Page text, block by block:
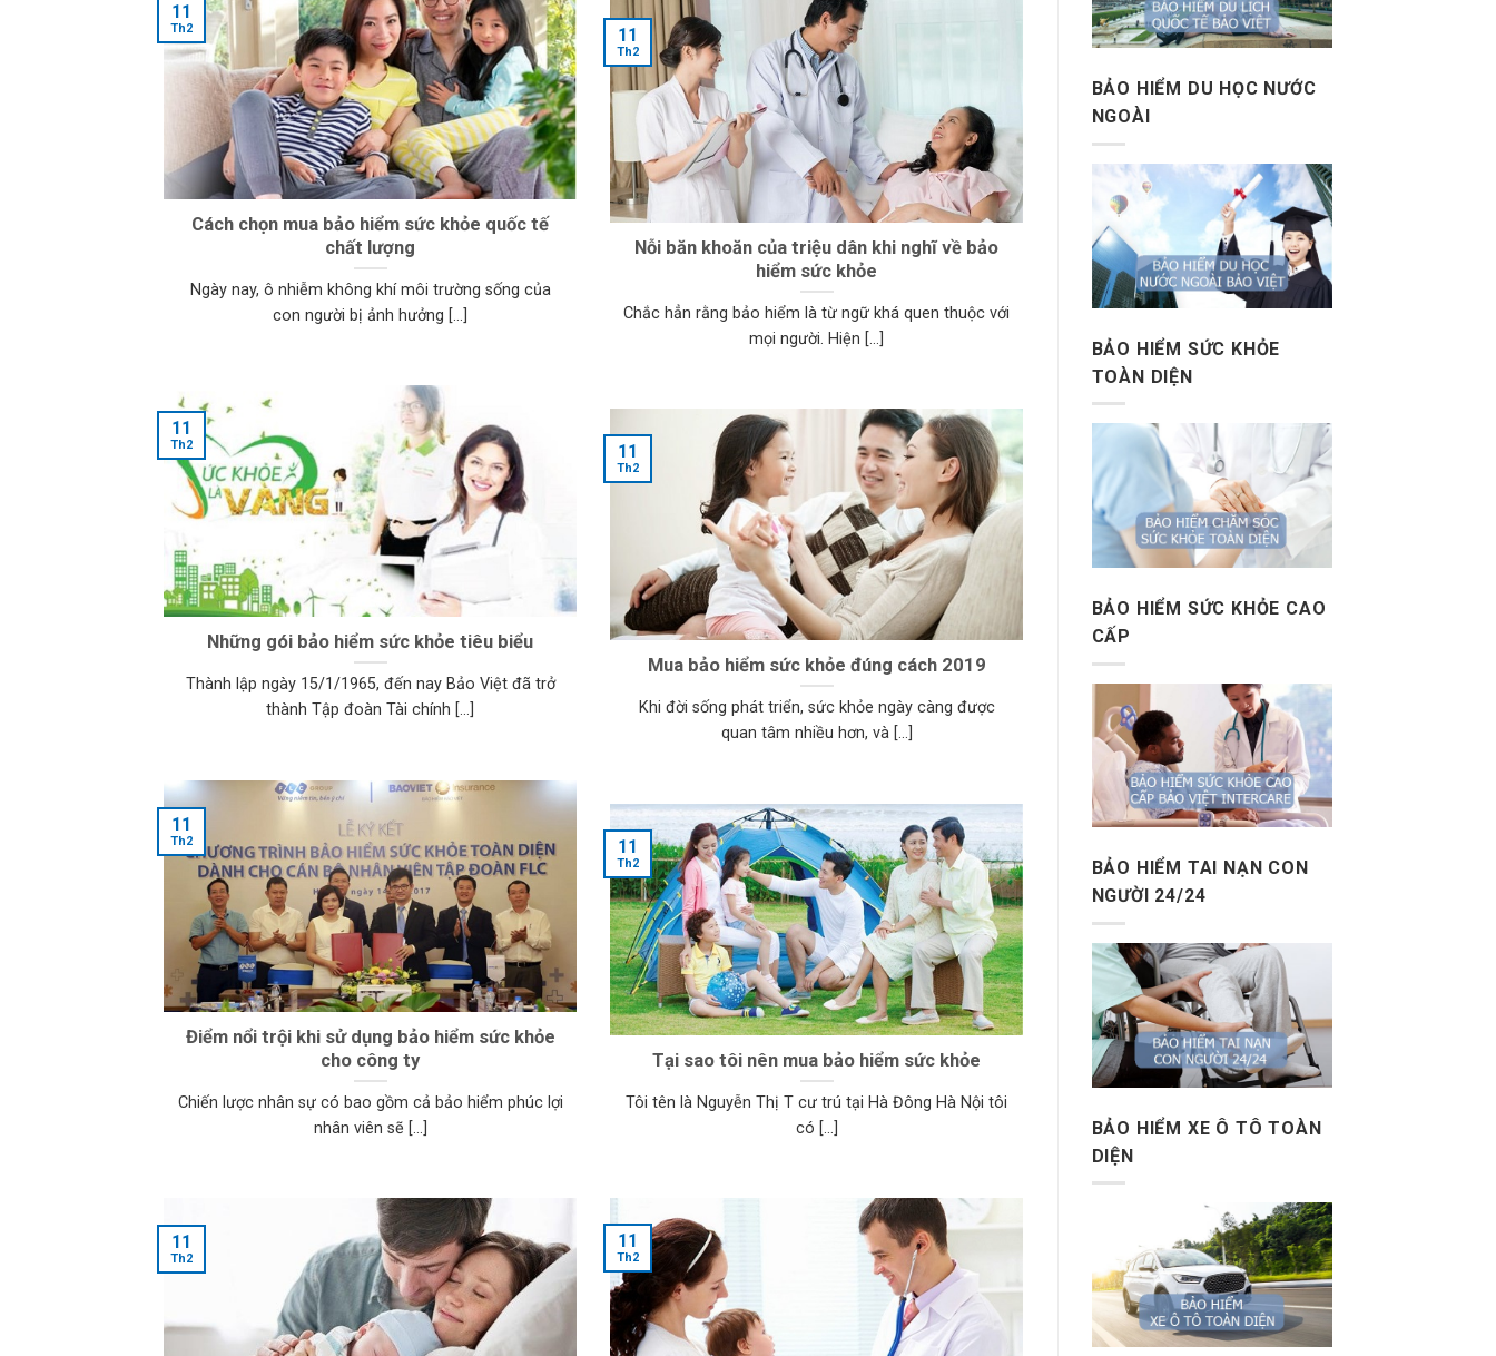
Cách chọn mua bảo hiểm sức khỏe quốc tế
chất lượng
Ngày nay, ô nhiễm không khí môi trường sống của
con người bị ảnh hưởng [...]
11
Th2
Nỗi băn khoăn của triệu dân khi nghĩ về bảo
hiểm sức khỏe
Chắc hẳn rằng bảo hiểm là từ ngữ khá quen thuộc với
mọi người. Hiện [...]
11
Th2
Những gói bảo hiểm sức khỏe tiêu biểu
Thành lập ngày 15/1/1965, đến nay Bảo Việt đã trở
thành Tập đoàn Tài chính [...]
11
Th2
Mua bảo hiểm sức khỏe đúng cách 2019
Khi đời sống phát triển, sức khỏe ngày càng được
quan tâm nhiều hơn, và [...]
11
Th2
Điểm nổi trội khi sử dụng bảo hiểm sức khỏe
cho công ty
Chiến lược nhân sự có bao gồm cả bảo hiểm phúc lợi
nhân viên sẽ [...]
11
Th2
Tại sao tôi nên mua bảo hiểm sức khỏe
Tôi tên là Nguyễn Thị T cư trú tại Hà Đông Hà Nội tôi
có [...]
11
Th2
11
Th2
11
Th2
BẢO HIỂM DU HỌC NƯỚC
NGOÀI
BẢO HIỂM SỨC KHỎE
TOÀN DIỆN
BẢO HIỂM SỨC KHỎE CAO
CẤP
BẢO HIỂM TAI NẠN CON
NGƯỜI 24/24
BẢO HIỂM XE Ô TÔ TOÀN
DIỆN